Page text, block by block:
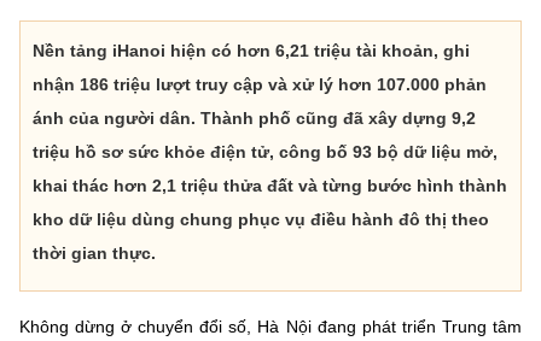
Nền tảng iHanoi hiện có hơn 6,21 triệu tài khoản, ghi
nhận 186 triệu lượt truy cập và xử lý hơn 107.000 phản
ánh của người dân. Thành phố cũng đã xây dựng 9,2
triệu hồ sơ sức khỏe điện tử, công bố 93 bộ dữ liệu mở,
khai thác hơn 2,1 triệu thửa đất và từng bước hình thành
kho dữ liệu dùng chung phục vụ điều hành đô thị theo
thời gian thực.
Không dừng ở chuyển đổi số, Hà Nội đang phát triển Trung tâm